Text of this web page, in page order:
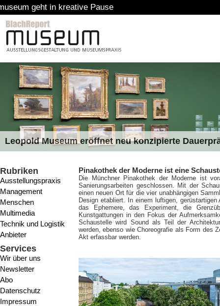
Leopold Museum eröffnet neu konzipierte
Rubriken
Ausstellungspraxis
Management
Menschen
Multimedia
Technik und Logistik
Anbieter
Services
Wir über uns
Newsletter
Abo
Datenschutz
Impressum
Pinakothek der Moderne ist eine
Die Münchner Pinakothek der Moderne ist
Sanierungsarbeiten geschlossen. Mit der
einen neuen Ort für die vier unabhängigen
Design etabliert. In einem luftigen,
das Ephemere, das Experiment, die
Kunstgattungen in den Fokus der
Schaustelle wird Sound als Teil der
werden, ebenso wie Choreografie als Form des
Akt erfassbar werden.